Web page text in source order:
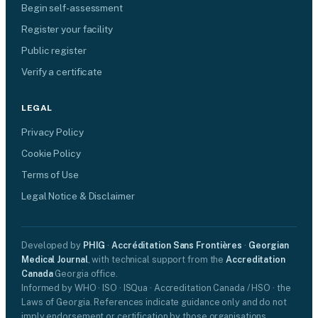
Begin self-assessment
Register your facility
Public register
Verify a certificate
LEGAL
Privacy Policy
Cookie Policy
Terms of Use
Legal Notice & Disclaimer
Developed by PHIG ·Accréditation Sans Frontières · Georgian
Medical Journal, with technical support from theAccreditation
CanadaGeorgia office.
Informed by WHO · ISO · ISQua · Accreditation Canada / HSO · the
Laws of Georgia. References indicate guidance only and do not